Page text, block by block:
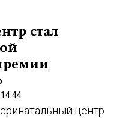
стал
центр